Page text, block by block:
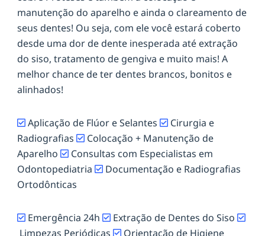
manutenção do aparelho e ainda o clareamento de
seus dentes! Ou seja, com ele você estará coberto
desde uma dor de dente inesperada até extração
do siso, tratamento de gengiva e muito mais! A
melhor chance de ter dentes brancos, bonitos e
alinhados!
Aplicação de Flúor e Selantes
Cirurgia e
Radiografias
Colocação + Manutenção de
Aparelho
Consultas com Especialistas em
Odontopediatria
Documentação e Radiografias
Ortodônticas
Emergência 24h
Extração de Dentes do Siso
Limpezas Periódicas
Orientação de Higiene